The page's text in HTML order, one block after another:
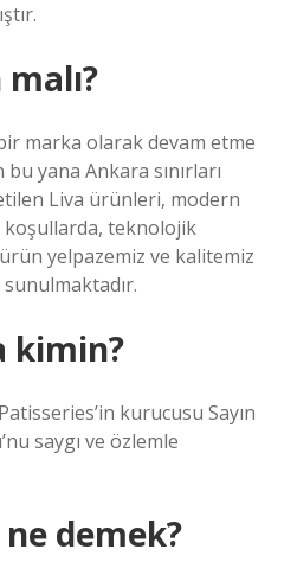
marka olarak devam etme
bu yana Ankara sınırları
Liva ürünleri, modern
teknolojik
yelpazemiz ve kalitemiz
kimin?
kurucusu Sayın
saygı ve özlemle
demek?